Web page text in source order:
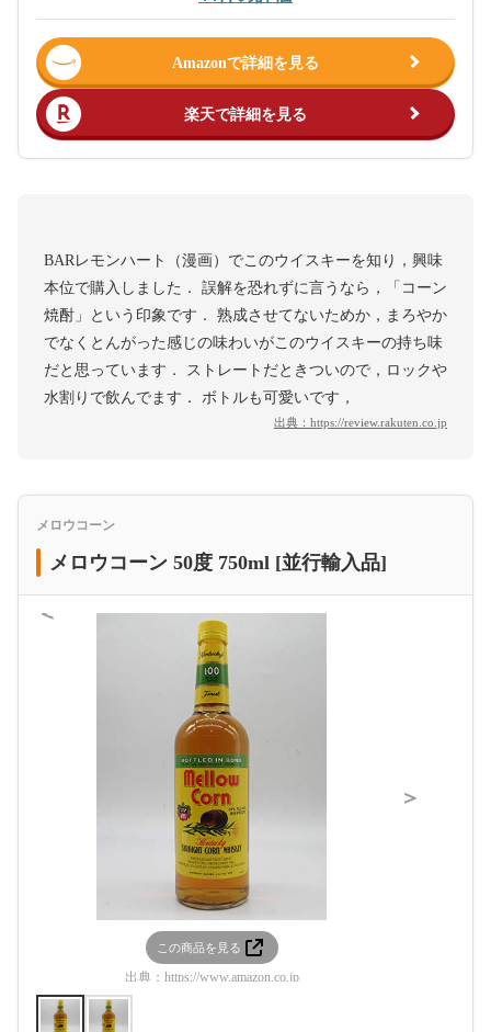
Amazonで詳細を見る
楽天で詳細を見る
BARレモンハート（漫画）でこのウイスキーを知り，興味
本位で購入しました． 誤解を恐れずに言うなら，「コーン
焼酎」という印象です． 熟成させてないためか，まろやか
でなくとんがった感じの味わいがこのウイスキーの持ち味
だと思っています． ストレートだときついので，ロックや
水割りで飲んでます． ボトルも可愛いです，
出典： https://review.rakuten.co.jp
メロウコーン
メロウコーン 50度 750ml [並行輸入品]
＜
この商品を見る
出典： https://www.amazon.co.jp
＞